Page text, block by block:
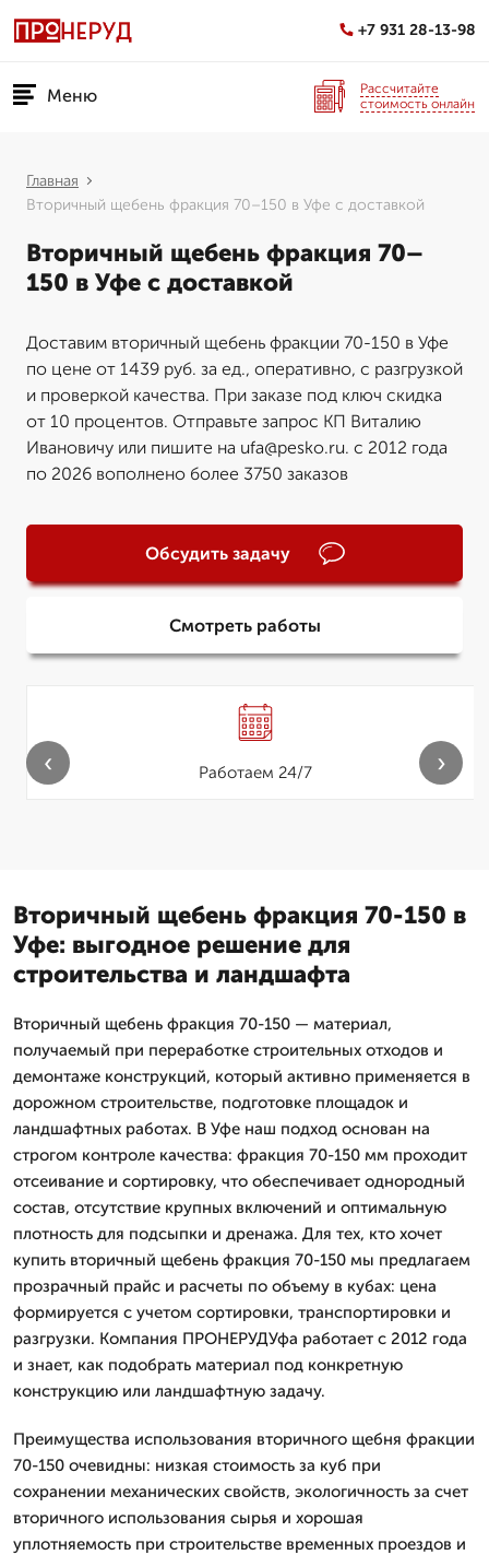
+7 931 28-13-98
Меню
Рассчитайте
стоимость онлайн
Главная
Вторичный щебень фракция 70–150 в Уфе с доставкой
Вторичный щебень фракция 70–
150 в Уфе с доставкой
Доставим вторичный щебень фракции 70-150 в Уфе
по цене от 1439 руб. за ед., оперативно, с разгрузкой
и проверкой качества. При заказе под ключ скидка
от 10 процентов. Отправьте запрос КП Виталию
Ивановичу или пишите на ufa@pesko.ru. с 2012 года
по 2026 вополнено более 3750 заказов
Обсудить задачу
Смотреть работы
Работаем 24/7
‹ ›
Вторичный щебень фракция 70-150 в
Уфе: выгодное решение для
строительства и ландшафта
Вторичный щебень фракция 70-150 — материал,
получаемый при переработке строительных отходов и
демонтаже конструкций, который активно применяется в
дорожном строительстве, подготовке площадок и
ландшафтных работах. В Уфе наш подход основан на
строгом контроле качества: фракция 70-150 мм проходит
отсеивание и сортировку, что обеспечивает однородный
состав, отсутствие крупных включений и оптимальную
плотность для подсыпки и дренажа. Для тех, кто хочет
купить вторичный щебень фракция 70-150 мы предлагаем
прозрачный прайс и расчеты по объему в кубах: цена
формируется с учетом сортировки, транспортировки и
разгрузки. Компания ПРОНЕРУДУфа работает с 2012 года
и знает, как подобрать материал под конкретную
конструкцию или ландшафтную задачу.
Преимущества использования вторичного щебня фракции
70-150 очевидны: низкая стоимость за куб при
сохранении механических свойств, экологичность за счет
вторичного использования сырья и хорошая
уплотняемость при строительстве временных проездов и